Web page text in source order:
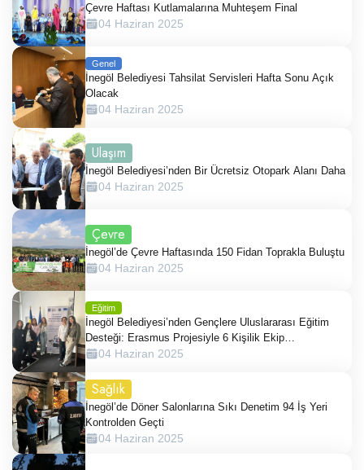
Çevre Haftası Kutlamalarına Muhteşem Final
04 Haziran 2025
Genel
İnegöl Belediyesi Tahsilat Servisleri Hafta Sonu Açık
Olacak
04 Haziran 2025
Ulaşım
İnegöl Belediyesi’nden Bir Ücretsiz Otopark Alanı Daha
04 Haziran 2025
Çevre
İnegöl’de Çevre Haftasında 150 Fidan Toprakla Buluştu
04 Haziran 2025
Eğitim
İnegöl Belediyesi’nden Gençlere Uluslararası Eğitim
Desteği: Erasmus Projesiyle 6 Kişilik Ekip
Romanya’da
04 Haziran 2025
Sağlık
İnegöl’de Döner Salonlarına Sıkı Denetim 94 İş Yeri
Kontrolden Geçti
04 Haziran 2025